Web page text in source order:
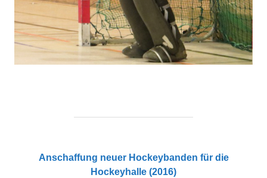
Anschaffung neuer Hockeybanden für die
Hockeyhalle (2016)